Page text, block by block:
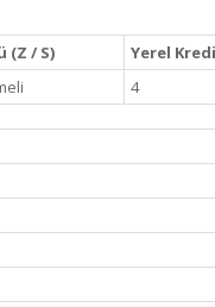
(Z / S) Yerel Kredi
4